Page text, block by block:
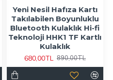
Yeni Nesil Hafıza Kartı
Takılabilen Boyunluklu
Bluetooth Kulaklık Hi-fi
Teknoloji HHK1 TF Kartlı
Kulaklık
680,00TL 890,00TL